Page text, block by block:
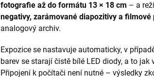
fotografie až do formátu 13 × 18 cm – a
negativy, zarámované diapozitivy a filmové
analogový archiv.
Expozice se nastavuje automaticky, v
barev se starají čistě bílé LED diody, a to
Připojení k počítači není nutné – výsledky